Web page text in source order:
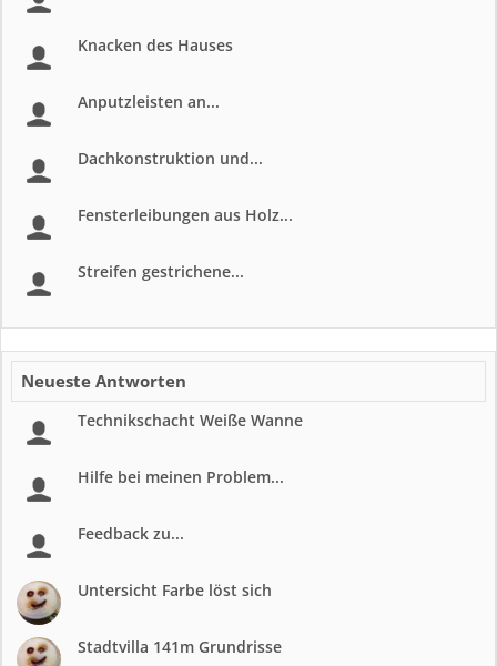
Knacken des Hauses
Anputzleisten an...
Dachkonstruktion und...
Fensterleibungen aus Holz...
Streifen gestrichene...
Neueste Antworten
Technikschacht Weiße Wanne
Hilfe bei meinen Problem...
Feedback zu...
Untersicht Farbe löst sich
Stadtvilla 141m Grundrisse